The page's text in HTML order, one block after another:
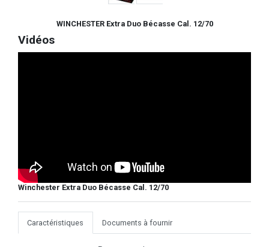
WINCHESTER Extra Duo Bécasse Cal. 12/70
Vidéos
Winchester Extra Duo Bécasse Cal. 12/70
Caractéristiques Documents à fournir